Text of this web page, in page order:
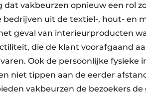
dat vakbeurzen opnieuw een rol
bedrijven uit de textiel-, hout- en
geval van interieurproducten
die de klant voorafgaand
Ook de persoonlijke fysieke
niet tippen aan de eerder
vakbeurzen de bezoekers